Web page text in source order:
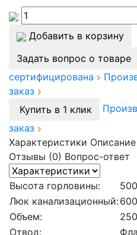
Добавить в корзину
Задать вопрос о товаре
сертифицирована
заказ
Купить в 1 клик
заказ
Характеристики Описание
Отзывы (0) Вопрос-ответ
Высота горловины:
Люк канализационный:
Объем:
Отвод: